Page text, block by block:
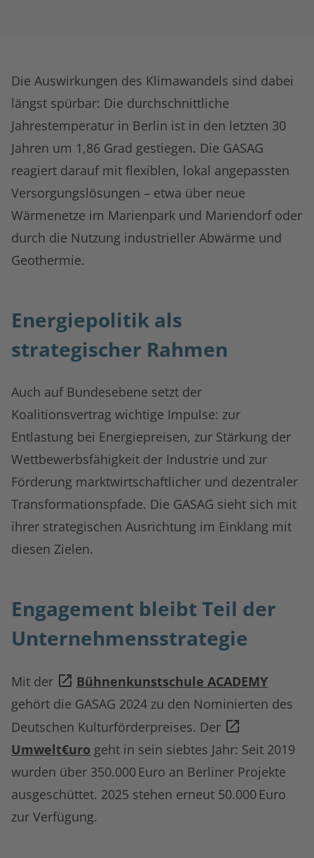
Die Auswirkungen des Klimawandels sind dabei
längst spürbar: Die durchschnittliche
Jahrestemperatur in Berlin ist in den letzten 30
Jahren um 1,86 Grad gestiegen. Die GASAG
reagiert darauf mit flexiblen, lokal angepassten
Versorgungslösungen – etwa über neue
Wärmenetze im Marienpark und Mariendorf oder
durch die Nutzung industrieller Abwärme und
Geothermie.
Energiepolitik als
strategischer Rahmen
Auch auf Bundesebene setzt der
Koalitionsvertrag wichtige Impulse: zur
Entlastung bei Energiepreisen, zur Stärkung der
Wettbewerbsfähigkeit der Industrie und zur
Förderung marktwirtschaftlicher und dezentraler
Transformationspfade. Die GASAG sieht sich mit
ihrer strategischen Ausrichtung im Einklang mit
diesen Zielen.
Engagement bleibt Teil der
Unternehmensstrategie
Mit der
Bühnenkunstschule ACADEMY
gehört die GASAG 2024 zu den Nominierten des
Deutschen Kulturförderpreises. Der
Umwelt€uro geht in sein siebtes Jahr: Seit 2019
wurden über 350.000 Euro an Berliner Projekte
ausgeschüttet. 2025 stehen erneut 50.000 Euro
zur Verfügung.